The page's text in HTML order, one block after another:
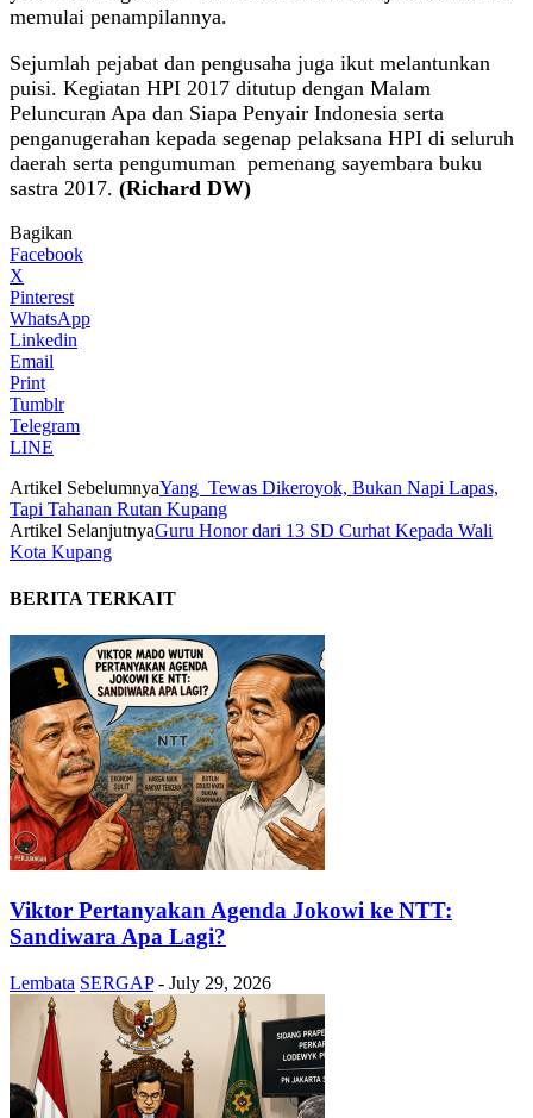
memulai penampilannya.
Sejumlah pejabat dan pengusaha juga ikut melantunkan
puisi. Kegiatan HPI 2017 ditutup dengan Malam
Peluncuran Apa dan Siapa Penyair Indonesia serta
penganugerahan kepada segenap pelaksana HPI di seluruh
daerah serta pengumuman pemenang sayembara buku
sastra 2017. (Richard DW)
Bagikan
Facebook
X
Pinterest
WhatsApp
Linkedin
Email
Print
Tumblr
Telegram
LINE
Artikel SebelumnyaYang Tewas Dikeroyok, Bukan Napi Lapas,
Tapi Tahanan Rutan Kupang
Artikel SelanjutnyaGuru Honor dari 13 SD Curhat Kepada Wali
Kota Kupang
BERITA TERKAIT
Viktor Pertanyakan Agenda Jokowi ke NTT:
Sandiwara Apa Lagi?
Lembata SERGAP - July 29, 2026